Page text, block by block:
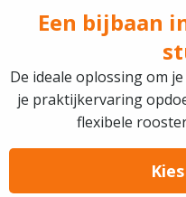
Een bijbaan
De ideale oplossing om
je praktijkervaring
flexibele